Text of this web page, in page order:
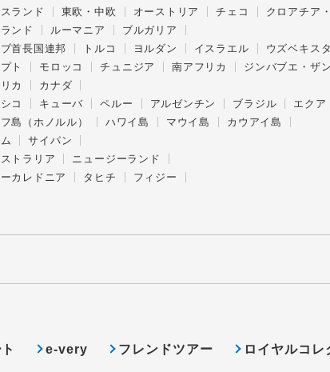
ランド
東欧・中欧 オーストリア チェコ クロアチア
ンド
ルーマニア
ブルガリア
首長国連邦 トルコ ヨルダン イスラエル ウズベキス
ト モロッコ チュニジア 南アフリカ ジンバブエ・ザ
カ
カナダ
コ キューバ ペルー アルゼンチン ブラジル エクア
島（ホノルル） ハワイ島 マウイ島
カウアイ島
サイパン
トラリア
ニュージーランド
カレドニア タヒチ フィジー
e-very フレンドツアー ロイヤルコレ